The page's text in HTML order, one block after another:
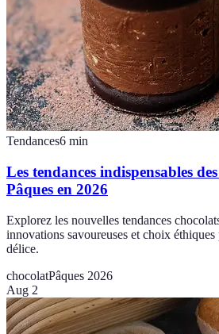
Tendances6 min
Les tendances indispensables
Pâques en 2026
Explorez les nouvelles tendances
innovations savoureuses et choix
délice.
chocolatPâques 2026
Aug 2